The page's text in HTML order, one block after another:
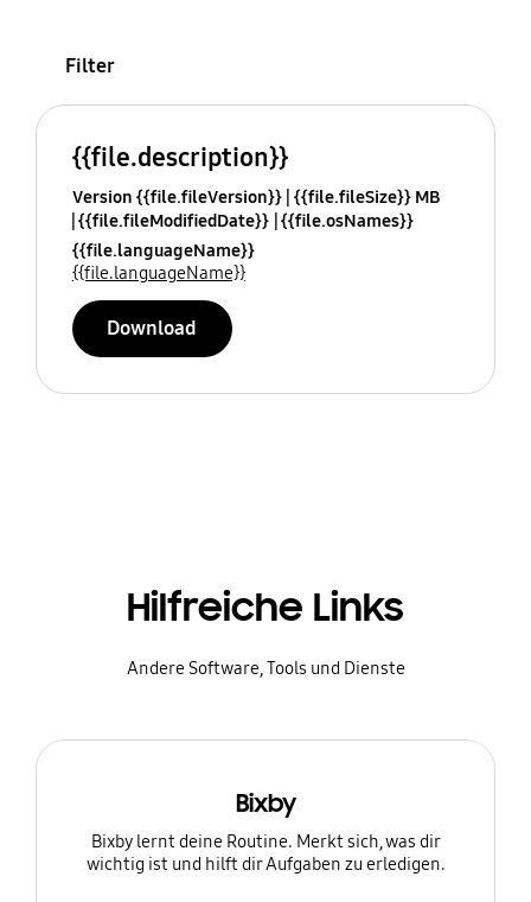
Filter
{{file.description}}
Version {{file.fileVersion}} {{file.fileSize}} MB
{{file.fileModifiedDate}} {{file.osNames}}
{{file.languageName}}
{{file.languageName}}
Download
Hilfreiche Links
Andere Software, Tools und Dienste
Bixby
Bixby lernt deine Routine. Merkt sich, was dir
wichtig ist und hilft dir Aufgaben zu erledigen.